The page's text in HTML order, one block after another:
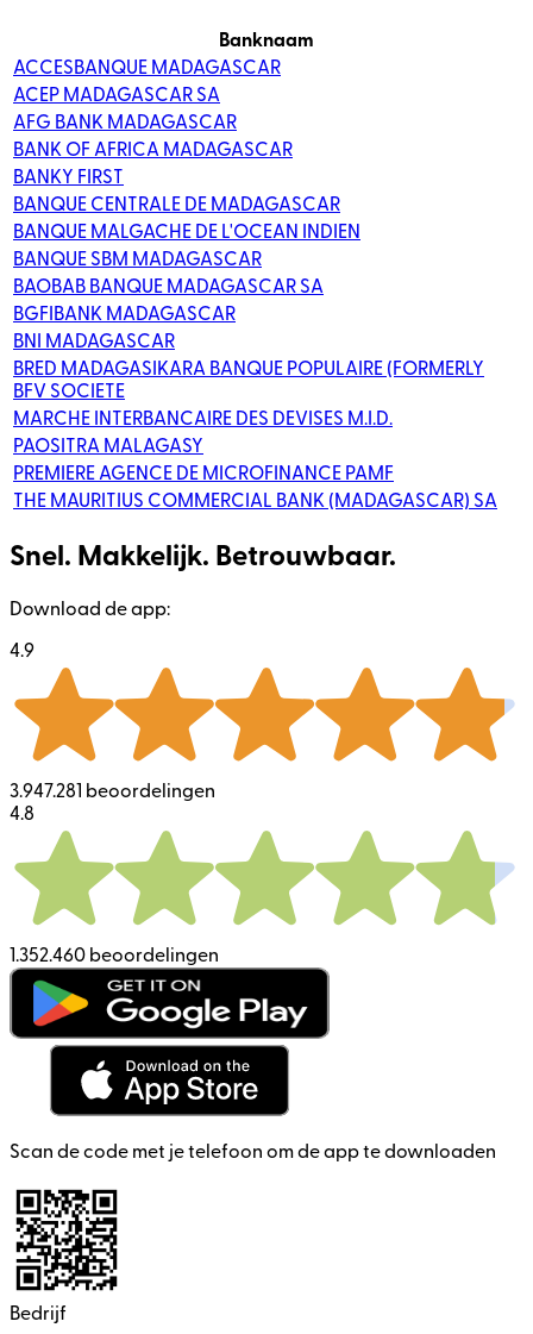
Banknaam
ACCESBANQUE MADAGASCAR
ACEP MADAGASCAR SA
AFG BANK MADAGASCAR
BANK OF AFRICA MADAGASCAR
BANKY FIRST
BANQUE CENTRALE DE MADAGASCAR
BANQUE MALGACHE DE L'OCEAN INDIEN
BANQUE SBM MADAGASCAR
BAOBAB BANQUE MADAGASCAR SA
BGFIBANK MADAGASCAR
BNI MADAGASCAR
BRED MADAGASIKARA BANQUE POPULAIRE (FORMERLY
BFV SOCIETE
MARCHE INTERBANCAIRE DES DEVISES M.I.D.
PAOSITRA MALAGASY
PREMIERE AGENCE DE MICROFINANCE PAMF
THE MAURITIUS COMMERCIAL BANK (MADAGASCAR) SA
Snel. Makkelijk. Betrouwbaar.
Download de app:
4.9
3.947.281 beoordelingen
4.8
1.352.460 beoordelingen
Scan de code met je telefoon om de app te downloaden
Bedrijf